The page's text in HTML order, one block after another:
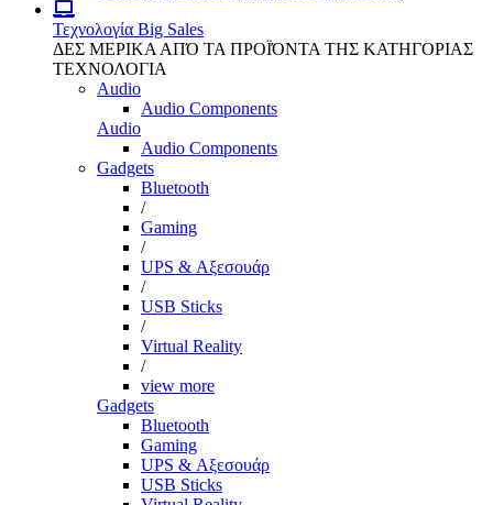
Τεχνολογία Big Sales
ΔΕΣ ΜΕΡΙΚΑ ΑΠΌ ΤΑ ΠΡΟΪΌΝΤΑ ΤΗΣ ΚΑΤΗΓΟΡΙΑΣ
ΤΕΧΝΟΛΟΓΙΑ
Audio
Audio Components
Audio
Audio Components
Gadgets
Bluetooth
/
Gaming
/
UPS & Αξεσουάρ
/
USB Sticks
/
Virtual Reality
/
view more
Gadgets
Bluetooth
Gaming
UPS & Αξεσουάρ
USB Sticks